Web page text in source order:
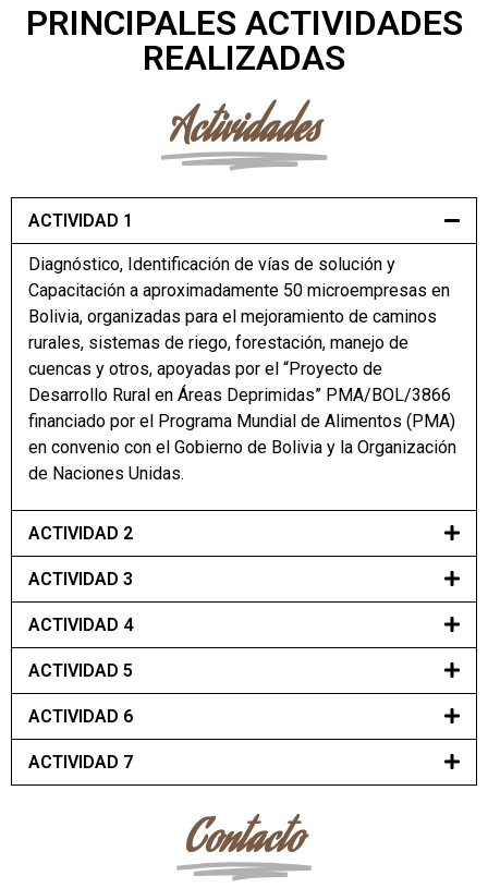
PRINCIPALES ACTIVIDADES
REALIZADAS
Actividades
ACTIVIDAD 1
Diagnóstico, Identificación de vías de solución y
Capacitación a aproximadamente 50 microempresas en
Bolivia, organizadas para el mejoramiento de caminos
rurales, sistemas de riego, forestación, manejo de
cuencas y otros, apoyadas por el “Proyecto de
Desarrollo Rural en Áreas Deprimidas” PMA/BOL/3866
financiado por el Programa Mundial de Alimentos (PMA)
en convenio con el Gobierno de Bolivia y la Organización
de Naciones Unidas.
ACTIVIDAD 2
ACTIVIDAD 3
ACTIVIDAD 4
ACTIVIDAD 5
ACTIVIDAD 6
ACTIVIDAD 7
Contacto